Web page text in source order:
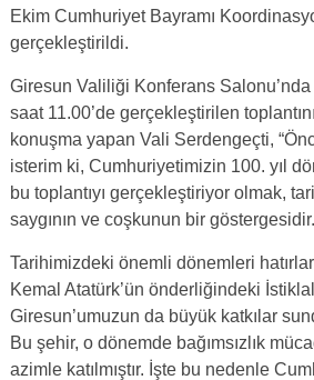
Ekim Cumhuriyet Bayramı
gerçekleştirildi.
Giresun Valiliği Konferans
saat 11.00’de gerçekleştirilen
konuşma yapan Vali Serdengeçti,
isterim ki, Cumhuriyetimizin 100. yıl
bu toplantıyı gerçekleştiriyor olmak,
saygının ve coşkunun bir göstergesidir.
Tarihimizdeki önemli dönemleri
Kemal Atatürk’ün önderliğindeki
Giresun’umuzun da büyük katkılar
Bu şehir, o dönemde bağımsızlık
azimle katılmıştır. İşte bu nedenle